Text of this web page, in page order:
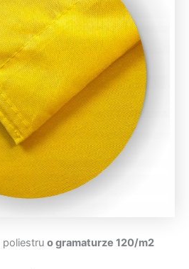
poliestru o gramaturze 120/m2